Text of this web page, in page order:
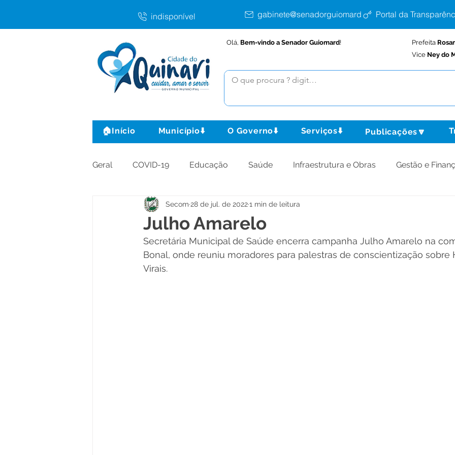
indisponível gabinete@senadorguiomard.ac.gov.br
Portal da
Olá, Bem-vindo a Senador Guiomard! Prefeita
Vice Ney do
🏠Início Município⬇️ O Governo⬇️ Serviços⬇️ Publicações🔽
Geral COVID-19 Educação Saúde Infraestrutura e Obras Gestão e
Agricultura e Produção Comunidade Assistência Social
Políticas Públicas Cultura Desporto e Lazer Nota de Pesar Campanhas
Julho Amarelo
Secom 28 de jul. de 20221 min de leitura
Secretária Municipal de Saúde encerra campanha Julho Amarelo na
Bonal, onde reuniu moradores para palestras de conscientização sobre
Virais.